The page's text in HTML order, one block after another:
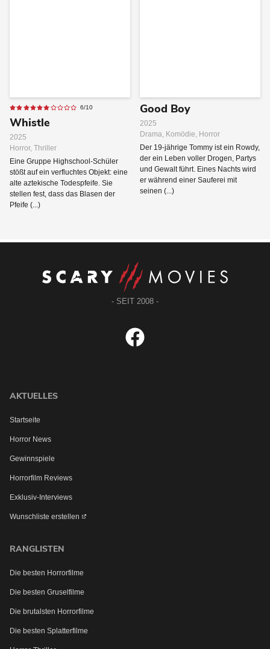
6/10
Whistle
2025
Horror, Thriller
Eine Gruppe Highschool-Schüler
stößt auf ein verfluchtes Objekt: eine
alte aztekische Todespfeife. Sie
stellen fest, dass das Blasen der
Pfeife (...)
Good Boy
2025
Drama, Komödie, Horror
Der 19-jährige Tommy ist ein Rowdy,
der ein Leben voller Drogen, Partys
und Gewalt führt. Eines Nachts wird
er während einer Sauferei mit
seinen (...)
- SEIT 2008 -
AKTUELLES
Startseite
Horror News
Gewinnspiele
Horrorfilm Reviews
Exklusiv-Interviews
Wunschliste erstellen
RANGLISTEN
Die besten Horrorfilme
Die besten Gruselfilme
Die brutalsten Horrorfilme
Die besten Splatterfilme
Möchtest du bei Neuigkeiten über Horrorfilme von uns